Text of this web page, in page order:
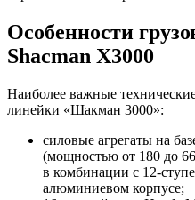
Особенности
Shacman Х3000
Наиболее важные
линейки «Шакман 3000»:
силовые агрегаты на
(мощностью от 180 до
в комбинации с 12-
алюминиевом корпусе;